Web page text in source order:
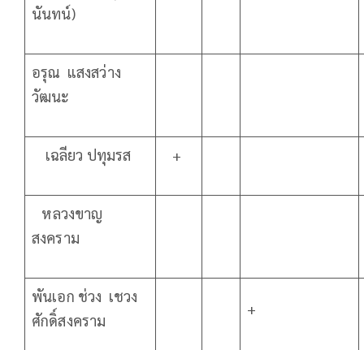
นันทน์)
อรุณ แสงสว่าง
วัฒนะ
เฉลียว ปทุมรส +
หลวงขาญ
สงคราม
พันเอก ช่วง เชวง
ศักดิ์สงคราม
+